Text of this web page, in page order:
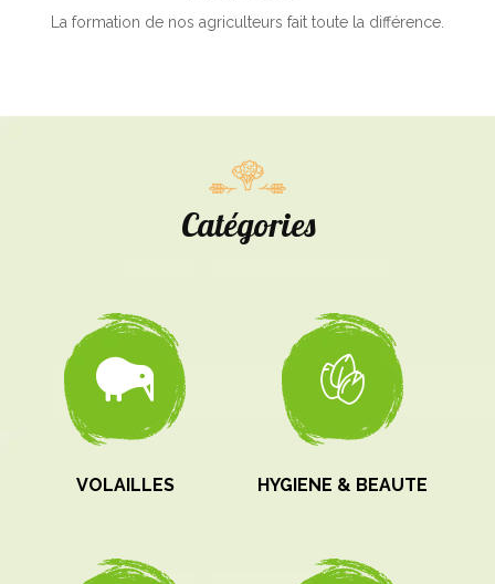
La formation de nos agriculteurs fait toute la différence.
Catégories
VOLAILLES HYGIENE & BEAUTE